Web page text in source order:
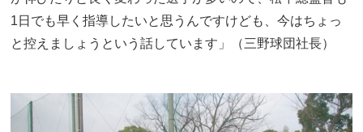
1日でも早く指導したいと思うんですけども、今はちょっ
と控えましょうという話しています」（三野球団社長）